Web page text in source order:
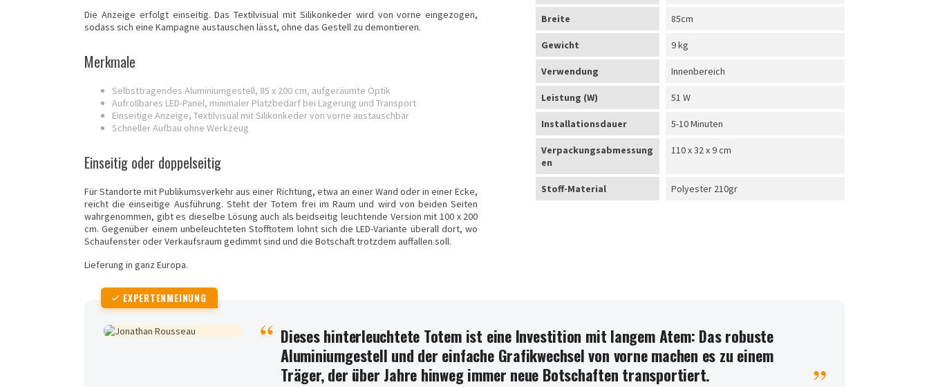
Die Anzeige erfolgt einseitig. Das Textilvisual mit Silikonkeder wird von vorne eingezogen,
sodass sich eine Kampagne austauschen lässt, ohne das Gestell zu demontieren.
Merkmale
Selbsttragendes Aluminiumgestell, 85 x 200 cm, aufgeräumte Optik
Aufrollbares LED-Panel, minimaler Platzbedarf bei Lagerung und Transport
Einseitige Anzeige, Textilvisual mit Silikonkeder von vorne austauschbar
Schneller Aufbau ohne Werkzeug
Einseitig oder doppelseitig
Für Standorte mit Publikumsverkehr aus einer Richtung, etwa an einer Wand oder in einer Ecke,
reicht die einseitige Ausführung. Steht der Totem frei im Raum und wird von beiden Seiten
wahrgenommen, gibt es dieselbe Lösung auch als beidseitig leuchtende Version mit 100 x 200
cm. Gegenüber einem unbeleuchteten Stofftotem lohnt sich die LED-Variante überall dort, wo
Schaufenster oder Verkaufsraum gedimmt sind und die Botschaft trotzdem auffallen soll.
Lieferung in ganz Europa.
Breite 85cm
Gewicht 9 kg
Verwendung Innenbereich
Leistung (W) 51 W
Installationsdauer 5-10 Minuten
Verpackungsabmessung
en
110 x 32 x 9 cm
Stoff-Material Polyester 210gr
EXPERTENMEINUNG
Dieses hinterleuchtete Totem ist eine Investition mit langem Atem: Das robuste
Aluminiumgestell und der einfache Grafikwechsel von vorne machen es zu einem
Träger, der über Jahre hinweg immer neue Botschaften transportiert.